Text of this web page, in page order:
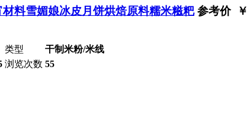
料雪媚娘冰皮月饼烘焙原料糯米糍粑 参考价 ￥
类型
干制米粉/米线
浏览次数 55